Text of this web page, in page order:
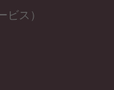
ス）